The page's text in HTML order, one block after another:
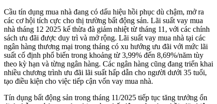
Cầu tín dụng mua nhà đang có dấu hiệu hồi phục dù chậm, mở ra
các cơ hội tích cực cho thị trường bất động sản. Lãi suất vay mua
nhà tháng 12 2025 kế thừa đà giảm nhiệt từ tháng 11, với các chính
sách ưu đãi được duy trì và mở rộng. Lãi suất vay mua nhà tại các
ngân hàng thương mại trong tháng có xu hướng ưu đãi với mức lãi
suất cố định phổ biến trong khoảng từ 3,99% đến 8,69%/năm tùy
theo kỳ hạn và từng ngân hàng. Các ngân hàng cũng đang triển khai
nhiều chương trình ưu đãi lãi suất hấp dẫn cho người dưới 35 tuổi,
tạo điều kiện cho việc tiếp cận vốn vay mua nhà.
Tín dụng bất động sản trong tháng 11/2025 tiếp tục tăng trưởng ổn